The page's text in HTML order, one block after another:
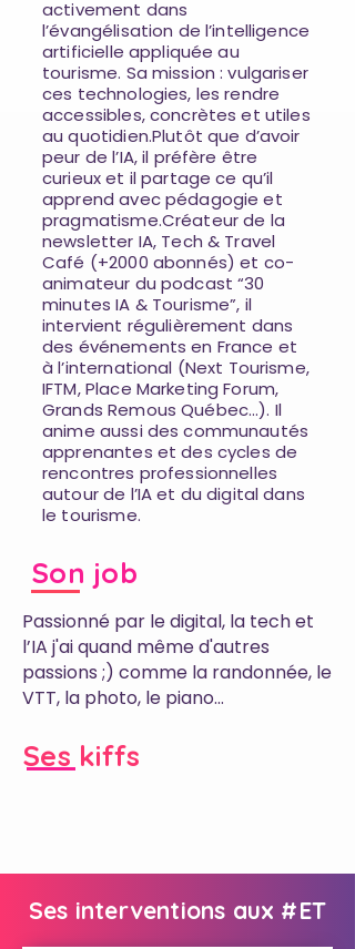
activement dans
l’évangélisation de l’intelligence
artificielle appliquée au
tourisme. Sa mission : vulgariser
ces technologies, les rendre
accessibles, concrètes et utiles
au quotidien.Plutôt que d’avoir
peur de l’IA, il préfère être
curieux et il partage ce qu’il
apprend avec pédagogie et
pragmatisme.Créateur de la
newsletter IA, Tech & Travel
Café (+2000 abonnés) et co-
animateur du podcast “30
minutes IA & Tourisme”, il
intervient régulièrement dans
des événements en France et
à l’international (Next Tourisme,
IFTM, Place Marketing Forum,
Grands Remous Québec…). Il
anime aussi des communautés
apprenantes et des cycles de
rencontres professionnelles
autour de l’IA et du digital dans
le tourisme.
Son job
Passionné par le digital, la tech et
l’IA j'ai quand même d'autres
passions ;) comme la randonnée, le
VTT, la photo, le piano...
Ses kiffs
Ses interventions aux #ET